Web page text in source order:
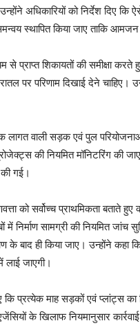
अधिकारियों को निर्देश दिए
स्थापित किया जाए ताकि
से प्राप्त शिकायतों की समीक्षा
पर परिणाम दिखाई देने चाहिए।
वाली सड़क एवं पुल परियोजनाओं
की नियमित मॉनिटरिंग की
की गई।
को सर्वोच्च प्राथमिकता बताते हुए
में निर्माण सामग्री की नियमित
के बाद ही किया जाए। उन्होंने
जाएगी।
कि प्रत्येक माह सड़कों एवं प्लांट्स
के खिलाफ नियमानुसार